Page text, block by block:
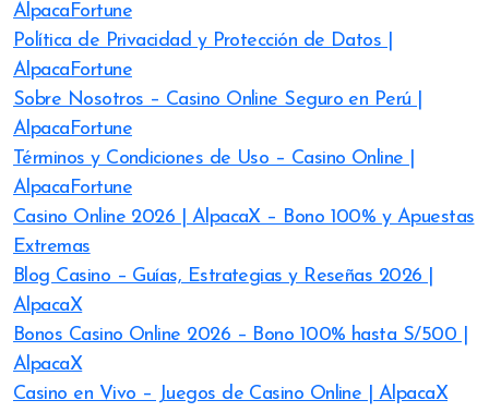
AlpacaFortune
Política de Privacidad y Protección de Datos |
AlpacaFortune
Sobre Nosotros – Casino Online Seguro en Perú |
AlpacaFortune
Términos y Condiciones de Uso – Casino Online |
AlpacaFortune
Casino Online 2026 | AlpacaX – Bono 100% y Apuestas
Extremas
Blog Casino – Guías, Estrategias y Reseñas 2026 |
AlpacaX
Bonos Casino Online 2026 – Bono 100% hasta S/500 |
AlpacaX
Casino en Vivo – Juegos de Casino Online | AlpacaX